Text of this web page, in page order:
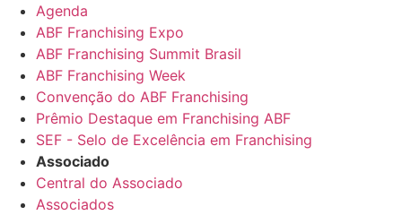
Agenda
ABF Franchising Expo
ABF Franchising Summit Brasil
ABF Franchising Week
Convenção do ABF Franchising
Prêmio Destaque em Franchising ABF
SEF - Selo de Excelência em Franchising
Associado
Central do Associado
Associados